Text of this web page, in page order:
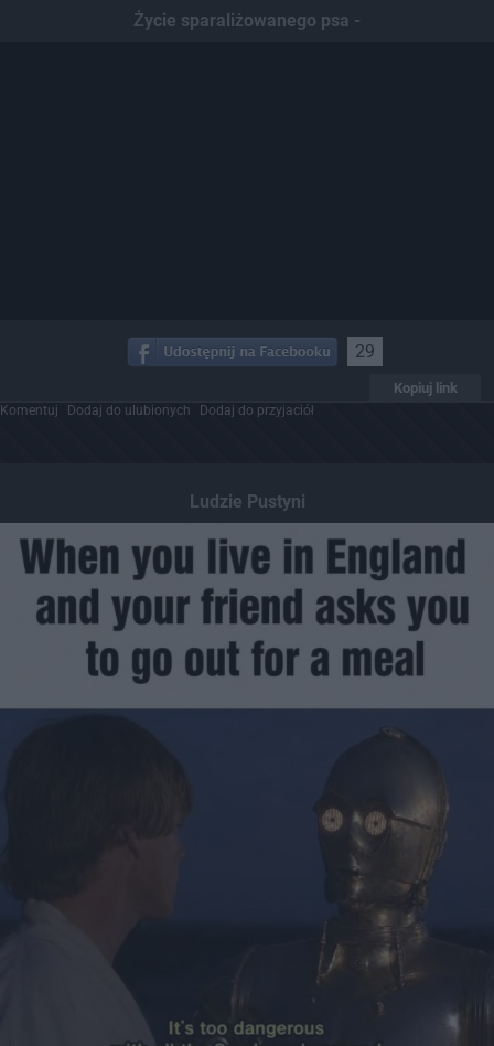
Życie sparaliżowanego psa -
29
Kopiuj link
Komentuj Dodaj do ulubionych Dodaj do przyjaciół
Ludzie Pustyni